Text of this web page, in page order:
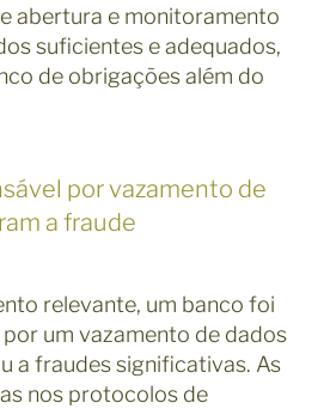
abertura e monitoramento
suficientes e adequados,
de obrigações além do
por vazamento de
a fraude
relevante, um banco foi
um vazamento de dados
a fraudes significativas. As
nos protocolos de